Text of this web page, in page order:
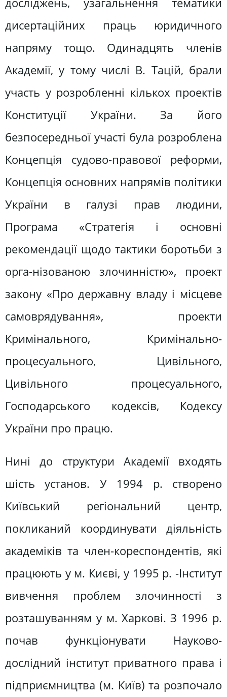
дисертаційних праць юридичного
напряму тощо. Одинадцять членів
Академії, у тому числі В. Тацій, брали
участь у розробленні кількох проектів
Конституції України. За його
безпосередньої участі була розроблена
Концепція судово-правової реформи,
Концепція основних напрямів політики
України в галузі прав людини,
Програма «Стратегія і основні
рекомендації щодо тактики боротьби з
орга-нізованою злочинністю», проект
закону «Про державну владу і місцеве
самоврядування», проекти
Кримінального, Кримінально-
процесуального, Цивільного,
Цивільного процесуального,
Господарського кодексів, Кодексу
України про працю.
Нині до структури Академії входять
шість установ. У 1994 р. створено
Київський регіональний центр,
покликаний координувати діяльність
академіків та член-кореспондентів, які
працюють у м. Києві, у 1995 р. -Інститут
вивчення проблем злочинності з
розташуванням у м. Харкові. З 1996 р.
почав функціонувати Науково-
дослідний інститут приватного права і
підприємництва (м. Київ) та розпочало